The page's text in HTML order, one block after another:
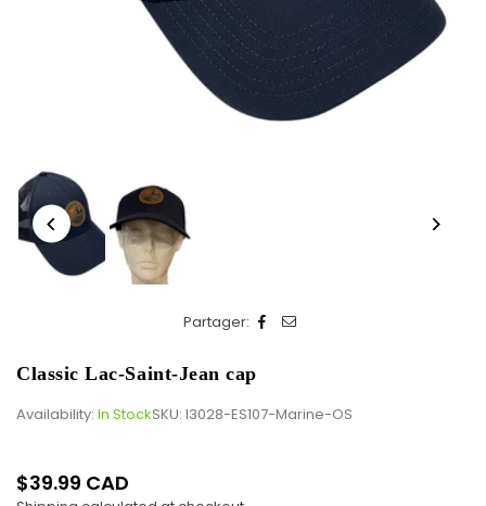
Partager:
Classic Lac-Saint-Jean cap
Availability: In StockSKU: I3028-ES107-Marine-OS
Regular
$39.99 CAD